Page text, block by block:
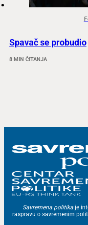
Spavač se probudio
8 MIN ČITANJA
Savremena politika je
raspravu o savremenim